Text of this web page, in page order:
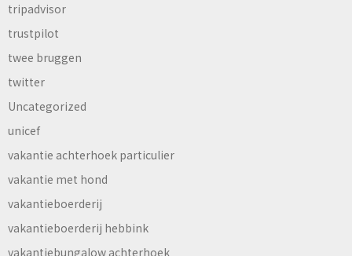
tripadvisor
trustpilot
twee bruggen
twitter
Uncategorized
unicef
vakantie achterhoek particulier
vakantie met hond
vakantieboerderij
vakantieboerderij hebbink
vakantiebungalow achterhoek